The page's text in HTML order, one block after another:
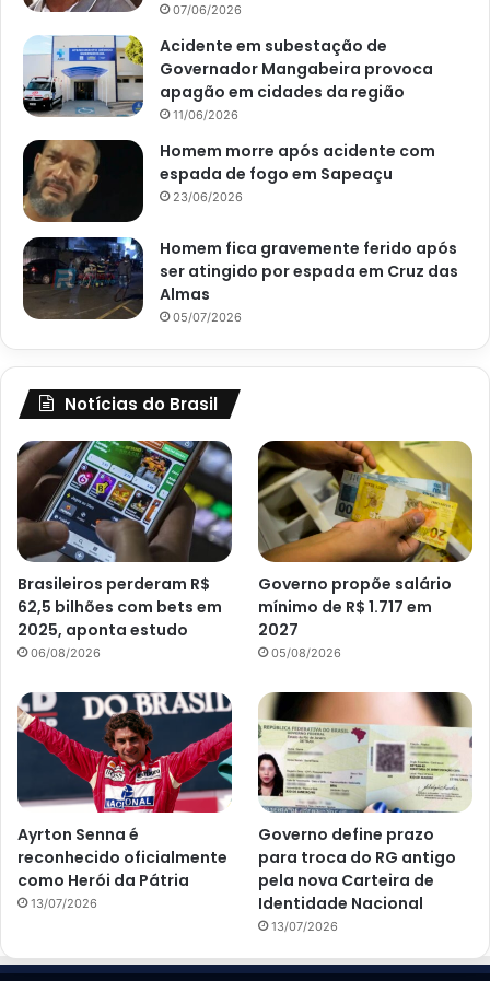
07/06/2026
Acidente em subestação de
Governador Mangabeira provoca
apagão em cidades da região
11/06/2026
Homem morre após acidente com
espada de fogo em Sapeaçu
23/06/2026
Homem fica gravemente ferido após
ser atingido por espada em Cruz das
Almas
05/07/2026
Notícias do Brasil
Brasileiros perderam R$
62,5 bilhões com bets em
2025, aponta estudo
06/08/2026
Governo propõe salário
mínimo de R$ 1.717 em
2027
05/08/2026
Ayrton Senna é
reconhecido oficialmente
como Herói da Pátria
13/07/2026
Governo define prazo
para troca do RG antigo
pela nova Carteira de
Identidade Nacional
13/07/2026